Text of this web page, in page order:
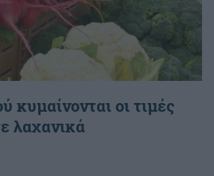
κυμαίνονται οι τιμές
λαχανικά